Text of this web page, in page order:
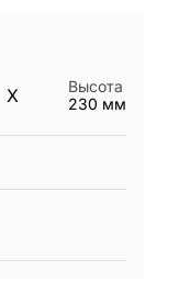
X
Высота
230 мм